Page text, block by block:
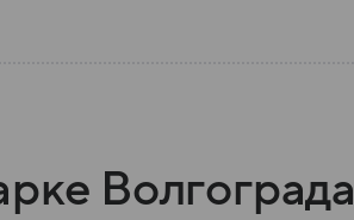
Волгограда